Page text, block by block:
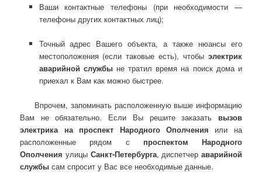
Ваши контактные телефоны (при необходимости —
телефоны других контактных лиц);
Точный адрес Вашего объекта, а также нюансы его
местоположения (если таковые есть), чтобы электрик
аварийной службы не тратил время на поиск дома и
приехал к Вам как можно быстрее.
Впрочем, запоминать расположенную выше информацию
Вам не обязательно. Если Вы решите заказать вызов
электрика на проспект Народного Ополчения или на
расположенные рядом с проспектом Народного
Ополчения улицыСанкт-Петербурга, диспетчер аварийной
службысам спросит у Вас все необходимые данные.